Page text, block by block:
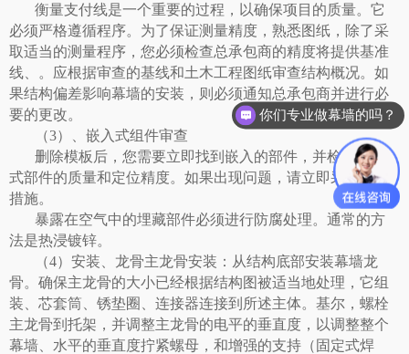
衡量支付线是一个重要的过程，以确保项目的质量。它
必须严格遵循程序。为了保证测量精度，熟悉图纸，除了采
取适当的测量程序，您必须检查总承包商的精度将提供基准
线、。应根据审查的基线和土木工程图纸审查结构概况。如
果结构偏差影响幕墙的安装，则必须通知总承包商并进行必
要的更改。
（3）、嵌入式组件审查
删除模板后，您需要立即找到嵌入的部件，并检查嵌入
式部件的质量和定位精度。如果出现问题，请立即采取纠正
措施。
暴露在空气中的埋藏部件必须进行防腐处理。通常的方
法是热浸镀锌。
（4）安装、龙骨主龙骨安装：从结构底部安装幕墙龙
骨。确保主龙骨的大小已经根据结构图被适当地处理，它组
装、芯套筒、锈垫圈、连接器连接到所述主体。基尔，螺栓
主龙骨到托架，并调整主龙骨的电平的垂直度，以调整整个
幕墙、水平的垂直度拧紧螺母，和增强的支持（固定式焊
你们专业做幕墙的吗？